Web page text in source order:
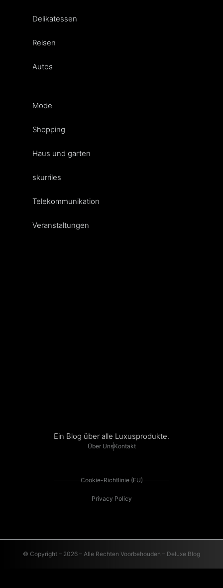
Delikatessen
Reisen
Autos
Mode
Shopping
Haus und garten
skurriles
Telekommunikation
Veranstaltungen
Ein Blog über alle Luxusprodukte.
Über UnsKontakt
Cookie-Richtlinie (EU)
Privacy Policy
© Copyright – 2026 – Alle Rechten Voorbehouden – Deluxe Blog